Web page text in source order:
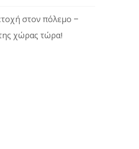
στον πόλεμο –
χώρας τώρα!